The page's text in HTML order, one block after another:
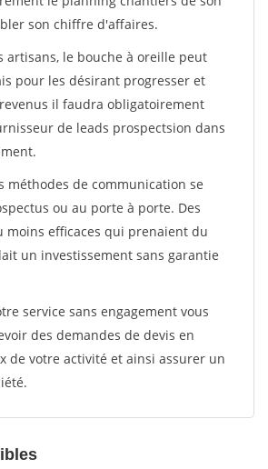
son chiffre d'affaires.
artisans, le bouche à oreille peut
pour les désirant progresser et
il faudra obligatoirement
de leads prospectsion dans
méthodes de communication se
ou au porte à porte. Des
moins efficaces qui prenaient du
un investissement sans garantie
service sans engagement vous
des demandes de devis en
de votre activité et ainsi assurer un